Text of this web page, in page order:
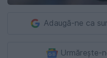
Adaugă-ne ca
Urmărește-